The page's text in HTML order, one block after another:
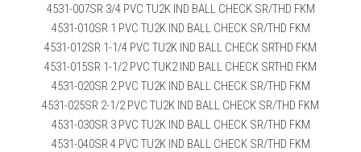
4531-007SR 3/4 PVC TU2K IND BALL CHECK SR/THD FKM
4531-010SR 1 PVC TU2K IND BALL CHECK SR/THD FKM
4531-012SR 1-1/4 PVC TU2K IND BALL CHECK SRTHD FKM
4531-015SR 1-1/2 PVC TUK2 IND BALL CHECK SRTHD FKM
4531-020SR 2 PVC TU2K IND BALL CHECK SR/THD FKM
4531-025SR 2-1/2 PVC TU2K IND BALL CHECK SR/THD FKM
4531-030SR 3 PVC TU2K IND BALL CHECK SR/THD FKM
4531-040SR 4 PVC TU2K IND BALL CHECK SR/THD FKM